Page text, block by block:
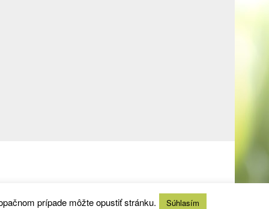
prípade môžte opustiť stránku. Súhlasím